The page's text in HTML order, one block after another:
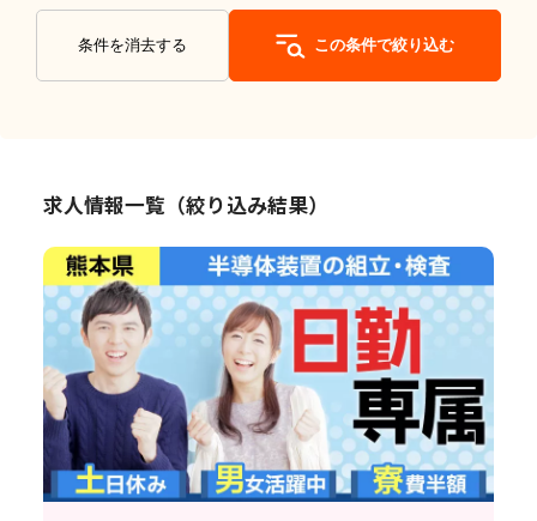
条件を消去する この条件で絞り込む
求人情報一覧（絞り込み結果）